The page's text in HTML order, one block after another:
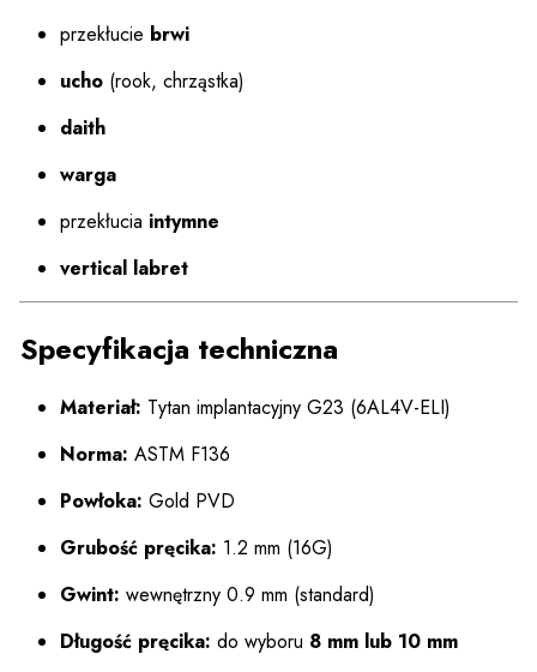
przekłucie brwi
ucho (rook, chrząstka)
daith
warga
przekłucia intymne
vertical labret
Specyfikacja techniczna
Materiał: Tytan implantacyjny G23 (6AL4V-ELI)
Norma: ASTM F136
Powłoka: Gold PVD
Grubość pręcika: 1.2 mm (16G)
Gwint: wewnętrzny 0.9 mm (standard)
Długość pręcika: do wyboru 8 mm lub 10 mm